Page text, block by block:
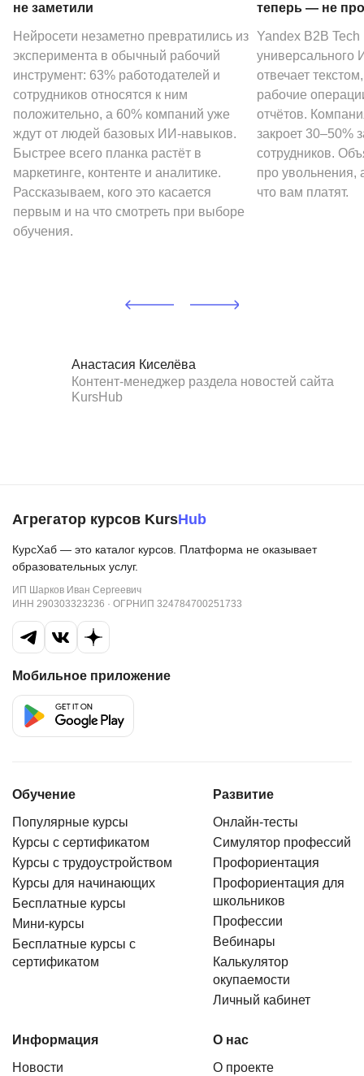
не заметили
Нейросети незаметно превратились из
эксперимента в обычный рабочий
инструмент: 63% работодателей и
сотрудников относятся к ним
положительно, а 60% компаний уже
ждут от людей базовых ИИ-навыков.
Быстрее всего планка растёт в
маркетинге, контенте и аналитике.
Рассказываем, кого это касается
первым и на что смотреть при выборе
обучения.
теперь — не
Yandex B2B Tech
универсального
отвечает
рабочие
отчётов.
закроет 30–50%
сотрудников.
про увольнения,
что вам платят.
Анастасия Киселёва
Контент-менеджер раздела новостей сайта
KursHub
Агрегатор курсов KursHub
КурсХаб — это каталог курсов. Платформа не оказывает
образовательных услуг.
ИП Шарков Иван Сергеевич
ИНН 290303323236 · ОГРНИП 324784700251733
Мобильное приложение
Обучение
Популярные курсы
Курсы с сертификатом
Курсы с трудоустройством
Курсы для начинающих
Бесплатные курсы
Мини-курсы
Бесплатные курсы с
сертификатом
Развитие
Онлайн-тесты
Симулятор профессий
Профориентация
Профориентация для
школьников
Профессии
Вебинары
Калькулятор
окупаемости
Личный кабинет
Информация
Новости
О нас
О проекте